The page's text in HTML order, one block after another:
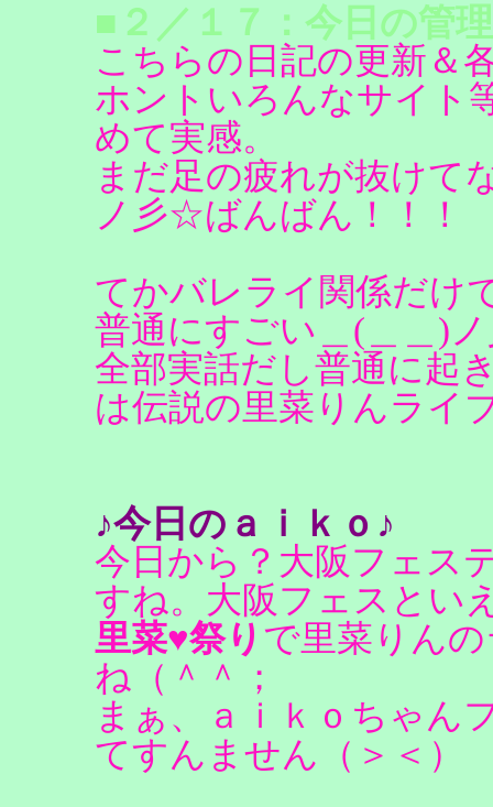
■２／１７：今日の管
こちらの日記の更新＆
ホントいろんなサイト
めて実感。
まだ足の疲れが抜けて
ノ彡☆ばんばん！！！
てかバレライ関係だけ
普通にすごい＿(＿＿)
全部実話だし普通に起
は伝説の里菜りんライ
♪今日のａｉｋｏ♪
今日から？大阪フェス
すね。大阪フェスとい
里菜♥祭り で里菜りん
ね（＾＾；
まぁ、ａｉｋｏちゃん
てすんません（＞＜）